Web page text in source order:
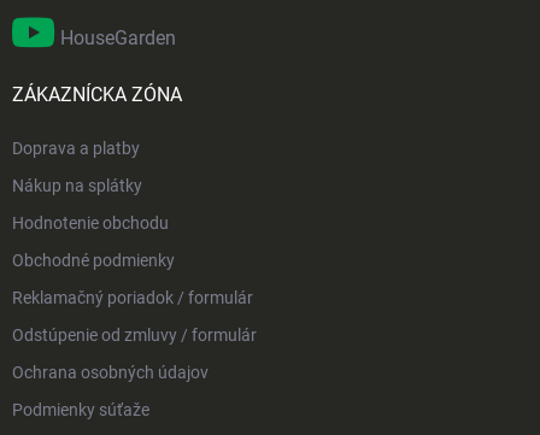
HouseGarden
ZÁKAZNÍCKA ZÓNA
Doprava a platby
Nákup na splátky
Hodnotenie obchodu
Obchodné podmienky
Reklamačný poriadok / formulár
Odstúpenie od zmluvy / formulár
Ochrana osobných údajov
Podmienky súťaže